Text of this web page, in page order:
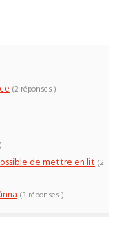
(2 réponses )
de mettre en lit (2
(3 réponses )